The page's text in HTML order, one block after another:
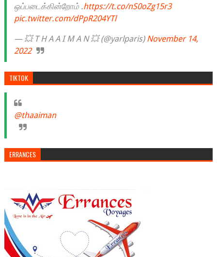
ஒப்படைக்கின்றோம் .https://t.co/nS0oZg15r3
pic.twitter.com/dPpR204YTl
— 💥 T H A A I M A N 💥 (@yarlparis) November 14,
2022
TIKTOK
@thaaiman
ERRANCES